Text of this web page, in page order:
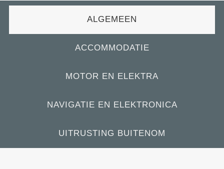
ALGEMEEN
ACCOMMODATIE
MOTOR EN ELEKTRA
NAVIGATIE EN ELEKTRONICA
UITRUSTING BUITENOM